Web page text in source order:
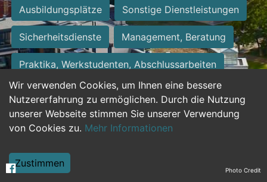
Wir verwenden Cookies, um Ihnen eine bessere
Nutzererfahrung zu ermöglichen. Durch die Nutzung
unserer Webseite stimmen Sie unserer Verwendung
von Cookies zu. Mehr Informationen
Zustimmen
Ausbildungsplätze Sonstige Dienstleistungen
Sicherheitsdienste Management, Beratung
Praktika, Werkstudenten, Abschlussarbeiten
Personalwesen Assistenz, Sekretariat
Hilfskräfte, Aushilfs- und Nebenjobs
Weiterbildung, Studium, duale Ausbildung Photo Credit